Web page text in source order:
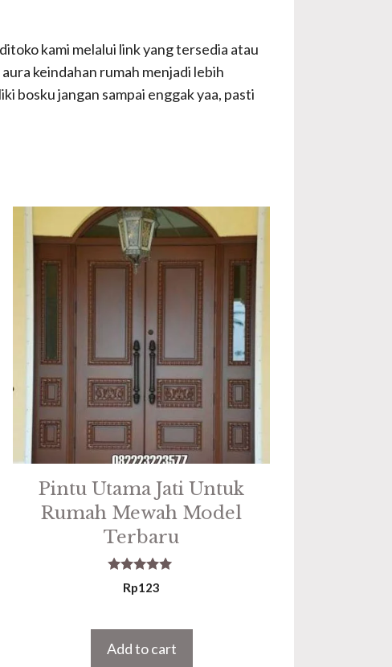
kami melalui link yang tersedia atau
keindahan rumah menjadi lebih
bosku jangan sampai enggak yaa, pasti
Pintu Utama Jati Untuk
Rumah Mewah Model
Terbaru
5.00
out of 5
Rp123
Add to cart